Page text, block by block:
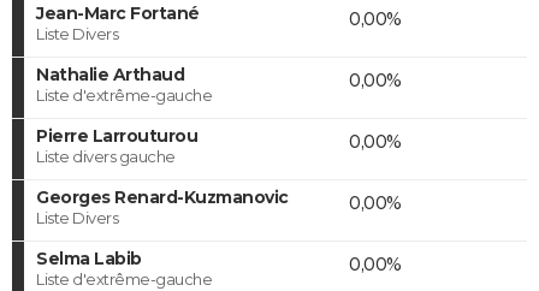
Jean-Marc Fortané
Liste Divers
0,00%
Nathalie Arthaud
Liste d'extrême-gauche
0,00%
Pierre Larrouturou
Liste divers gauche
0,00%
Georges Renard-Kuzmanovic
Liste Divers
0,00%
Selma Labib
Liste d'extrême-gauche
0,00%